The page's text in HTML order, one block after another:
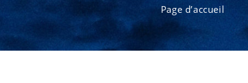
Page d’accueil